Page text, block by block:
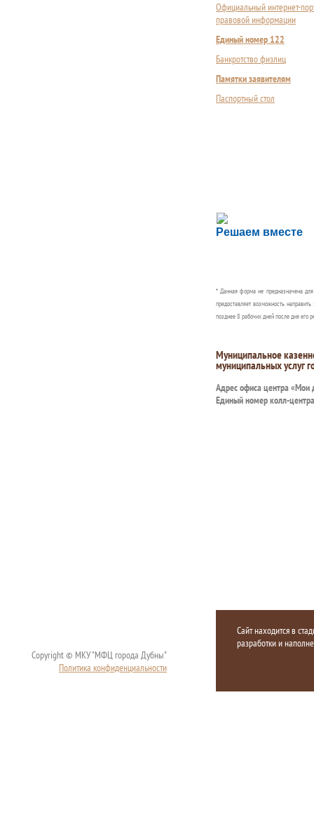
Официальный интернет-
правовой информации
Единый номер 122
Банкротство физлиц
Памятки заявителям
Паспортный стол
Решаем вместе
Сложности с
Сообщите об этом
* Данная форма не предназначена
предоставляет возможность
позднее 8 рабочих дней после дня его
Муниципальное
муниципальных услуг
Адрес офиса центра «Мои
Единый номер колл-
Copyright © МКУ "МФЦ города Дубны"
Политика конфиденциальности
Сайт находится в
разработки и